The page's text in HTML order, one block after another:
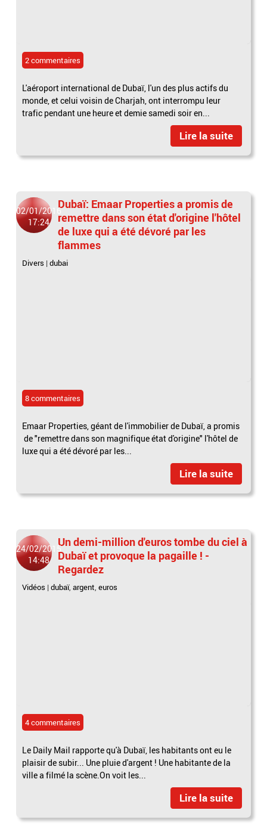
2 commentaires
L'aéroport international de Dubaï, l'un des plus actifs du
monde, et celui voisin de Charjah, ont interrompu leur
trafic pendant une heure et demie samedi soir en...
Lire la suite
02/01/2016
17:24
Dubaï: Emaar Properties a promis de
remettre dans son état d'origine l'hôtel
de luxe qui a été dévoré par les
flammes
Divers |dubai
8 commentaires
Emaar Properties, géant de l'immobilier de Dubaï, a promis
de "remettre dans son magnifique état d'origine" l'hôtel de
luxe qui a été dévoré par les...
Lire la suite
24/02/2015
14:48
Un demi-million d'euros tombe du ciel à
Dubaï et provoque la pagaille ! -
Regardez
Vidéos |dubaï,argent,euros
4 commentaires
Le Daily Mail rapporte qu'à Dubaï, les habitants ont eu le
plaisir de subir... Une pluie d'argent ! Une habitante de la
ville a filmé la scène.On voit les...
Lire la suite